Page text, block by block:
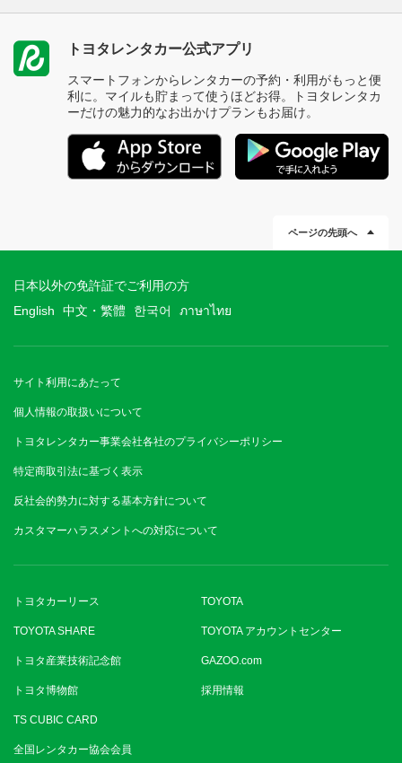
トヨタレンタカー公式アプリ
スマートフォンからレンタカーの予約・利用がもっと便
利に。マイルも貯まって使うほどお得。トヨタレンタカ
ーだけの魅力的なお出かけプランもお届け。
ページの先頭へ
日本以外の免許証でご利用の方
English
中文・繁體 한국어 ภาษาไทย
サイト利用にあたって
個人情報の取扱いについて
トヨタレンタカー事業会社各社のプライバシーポリシー
特定商取引法に基づく表示
反社会的勢力に対する基本方針について
カスタマーハラスメントへの対応について
トヨタカーリース TOYOTA
TOYOTA SHARE TOYOTA アカウントセンター
トヨタ産業技術記念館 GAZOO.com
トヨタ博物館 採用情報
TS CUBIC CARD
全国レンタカー協会会員